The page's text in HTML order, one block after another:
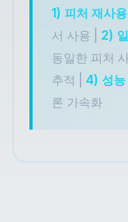
1) 피처 재사
서 사용 | 2)
동일한 피처
추적 | 4) 성능
론 가속화